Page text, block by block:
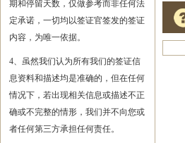
期和停留天数，仅做参考而非任何法
定承诺，一切均以签证官签发的签证
内容，为唯一依据。
4、虽然我们认为所有我们的签证信
息资料和描述均是准确的，但在任何
情况下，若出现相关信息或描述不正
确或不完整的情形，我们并不向您或
者任何第三方承担任何责任。